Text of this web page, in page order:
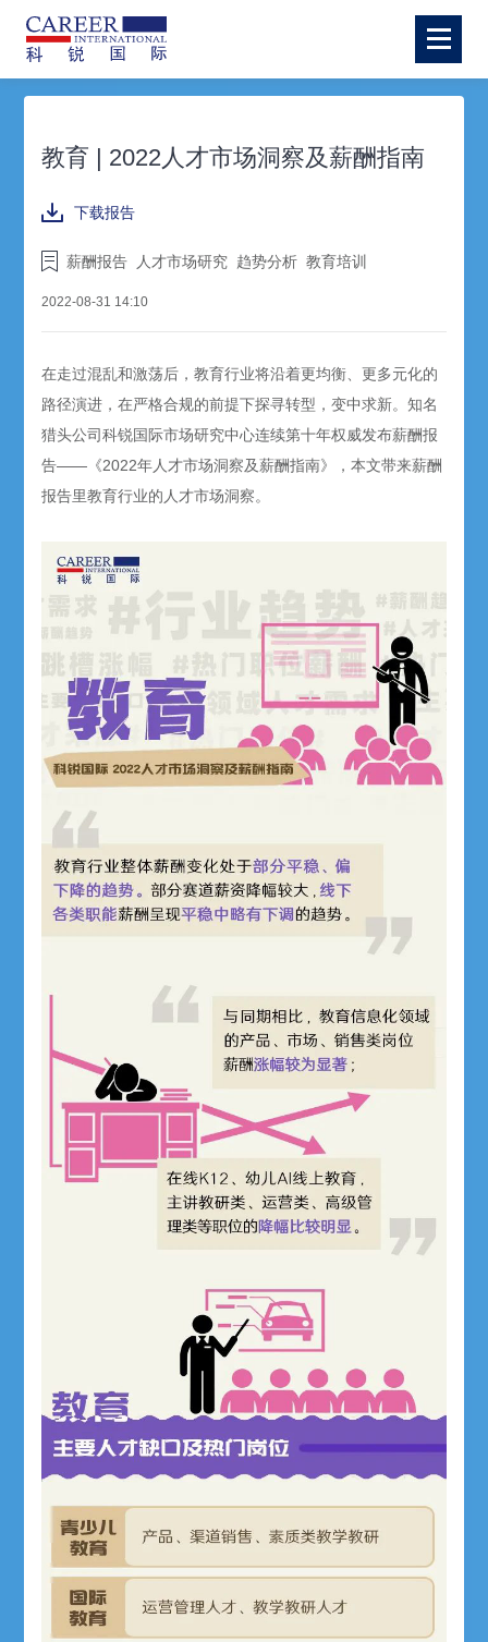
教育 | 2022人才市场洞察及薪酬指南
下载报告
薪酬报告 人才市场研究 趋势分析 教育培训
2022-08-31 14:10
在走过混乱和激荡后，教育行业将沿着更均衡、更多元化的
路径演进，在严格合规的前提下探寻转型，变中求新。知名
猎头公司科锐国际市场研究中心连续第十年权威发布薪酬报
告——《2022年人才市场洞察及薪酬指南》，本文带来薪酬
报告里教育行业的人才市场洞察。